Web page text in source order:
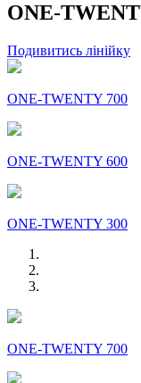
ONE-
Подивитись лінійку
ONE-TWENTY 700
ONE-TWENTY 600
ONE-TWENTY 300
ONE-TWENTY 700